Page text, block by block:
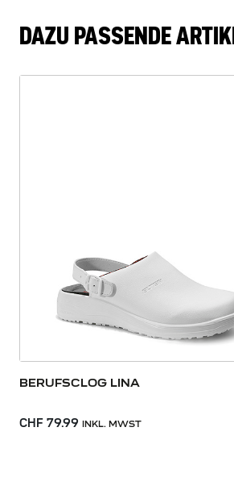
DAZU PASSENDE
BERUFSCLOG LINA
CHF 79.99 INKL. MWST